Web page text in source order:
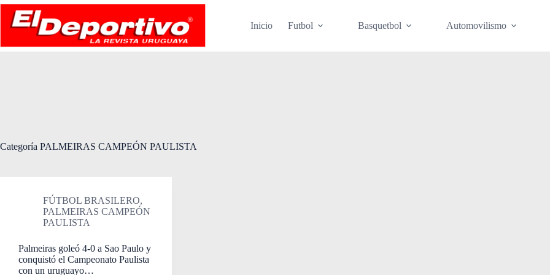
Saltar
contenido
Inicio Futbol Basquetbol Automovilismo
Categoría PALMEIRAS CAMPEÓN PAULISTA
FÚTBOL BRASILERO,
PALMEIRAS CAMPEÓN
PAULISTA
Palmeiras goleó 4-0 a Sao Paulo y
conquistó el Campeonato Paulista
con un uruguayo…